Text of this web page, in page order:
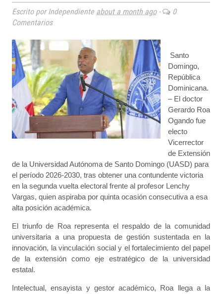
Escrito por Independiente about a month ago-
0
Comentarios
Santo
Domingo,
República
Dominicana.
– El doctor
Gerardo Roa
Ogando fue
electo
Vicerrector
de Extensión
de la Universidad Autónoma de Santo Domingo (UASD) para
el período 2026-2030, tras obtener una contundente victoria
en la segunda vuelta electoral frente al profesor Lenchy
Vargas, quien aspiraba por quinta ocasión consecutiva a esa
alta posición académica.
El triunfo de Roa representa el respaldo de la comunidad
universitaria a una propuesta de gestión sustentada en la
innovación, la vinculación social y el fortalecimiento del papel
de la extensión como eje estratégico de la universidad
estatal.
Intelectual, ensayista y gestor académico, Roa llega a la